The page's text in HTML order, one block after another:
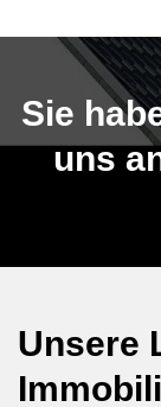
Sie
uns
Unsere